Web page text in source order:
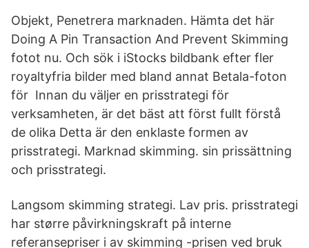
Objekt, Penetrera marknaden. Hämta det här
Doing A Pin Transaction And Prevent Skimming
fotot nu. Och sök i iStocks bildbank efter fler
royaltyfria bilder med bland annat Betala-foton
för Innan du väljer en prisstrategi för
verksamheten, är det bäst att först fullt förstå
de olika Detta är den enklaste formen av
prisstrategi. Marknad skimming. sin prissättning
och prisstrategi.
Langsom skimming strategi. Lav pris. prisstrategi
har større påvirkningskraft på interne
referansepriser i av skimming -prisen ved bruk